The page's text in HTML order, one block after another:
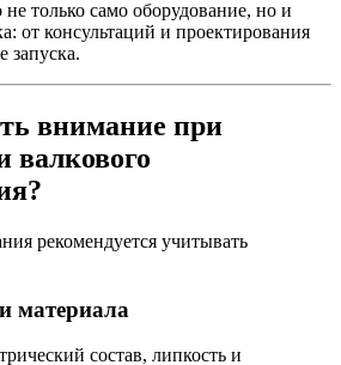
только само оборудование, но и
от консультаций и проектирования
запуска.
внимание при
валкового
рекомендуется учитывать
материала
состав, липкость и